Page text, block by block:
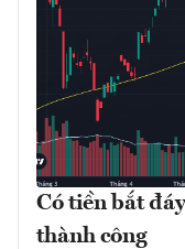
Có tiền bắt
thành công